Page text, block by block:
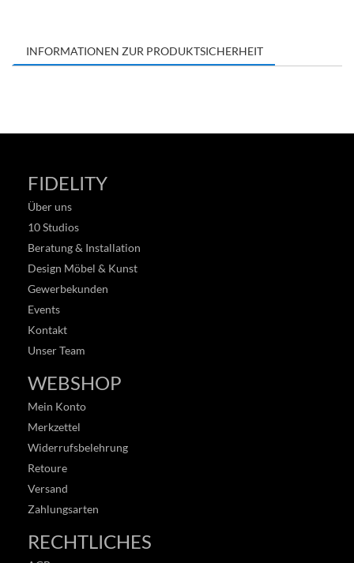
INFORMATIONEN ZUR PRODUKTSICHERHEIT
FIDELITY
Über uns
10 Studios
Beratung & Installation
Design Möbel & Kunst
Gewerbekunden
Events
Kontakt
Unser Team
WEBSHOP
Mein Konto
Merkzettel
Widerrufsbelehrung
Retoure
Versand
Zahlungsarten
RECHTLICHES